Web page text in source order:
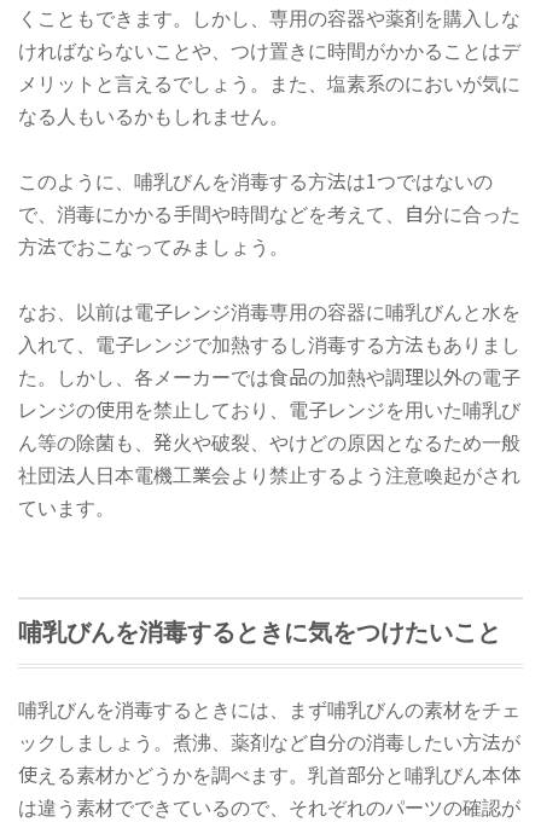
くこともできます。しかし、専用の容器や薬剤を購入しな
ければならないことや、つけ置きに時間がかかることはデ
メリットと言えるでしょう。また、塩素系のにおいが気に
なる人もいるかもしれません。
このように、哺乳びんを消毒する方法は1つではないの
で、消毒にかかる手間や時間などを考えて、自分に合った
方法でおこなってみましょう。
なお、以前は電子レンジ消毒専用の容器に哺乳びんと水を
入れて、電子レンジで加熱するし消毒する方法もありまし
た。しかし、各メーカーでは食品の加熱や調理以外の電子
レンジの使用を禁止しており、電子レンジを用いた哺乳び
ん等の除菌も、発火や破裂、やけどの原因となるため一般
社団法人日本電機工業会より禁止するよう注意喚起がされ
ています。
哺乳びんを消毒するときに気をつけたいこと
哺乳びんを消毒するときには、まず哺乳びんの素材をチェ
ックしましょう。煮沸、薬剤など自分の消毒したい方法が
使える素材かどうかを調べます。乳首部分と哺乳びん本体
は違う素材でできているので、それぞれのパーツの確認が